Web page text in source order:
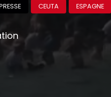
CEUTA ESPAGNE